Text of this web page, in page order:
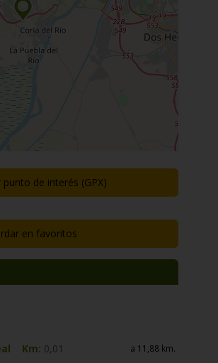
punto de interés (GPX)
en favoritos
Km: 0,01 a 11,88 km.